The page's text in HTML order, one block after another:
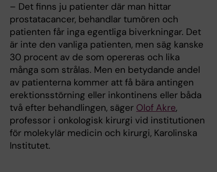
– Det finns ju patienter där man hittar
prostatacancer, behandlar tumören och
patienten får inga egentliga biverkningar. Det
är inte den vanliga patienten, men säg kanske
30 procent av de som opereras och lika
många som strålas. Men en betydande andel
av patienterna kommer att få bära antingen
erektionsstörning eller inkontinens eller båda
två efter behandlingen, säger Olof Akre,
professor i onkologisk kirurgi vid institutionen
för molekylär medicin och kirurgi, Karolinska
Institutet.